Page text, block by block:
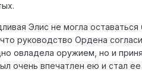
Элис не могла
руководство Ордена
овладела оружием, но и
очень впечатлен ею и стал ее